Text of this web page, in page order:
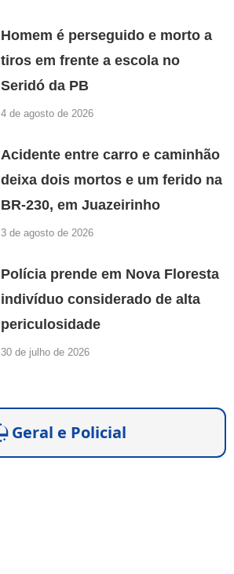
Homem é perseguido e morto a
tiros em frente a escola no
Seridó da PB
4 de agosto de 2026
Acidente entre carro e caminhão
deixa dois mortos e um ferido na
BR-230, em Juazeirinho
3 de agosto de 2026
Polícia prende em Nova Floresta
indivíduo considerado de alta
periculosidade
30 de julho de 2026
Geral e Policial